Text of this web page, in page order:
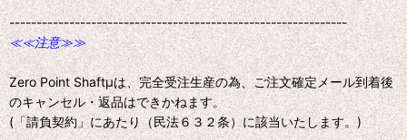
--------------------------------------------------------------
≪≪注意≫≫
Zero Point Shaftμは、完全受注生産の為、ご注文確定メール到着後
のキャンセル・返品はできかねます。
(「請負契約」にあたり（民法６３２条）に該当いたします。)